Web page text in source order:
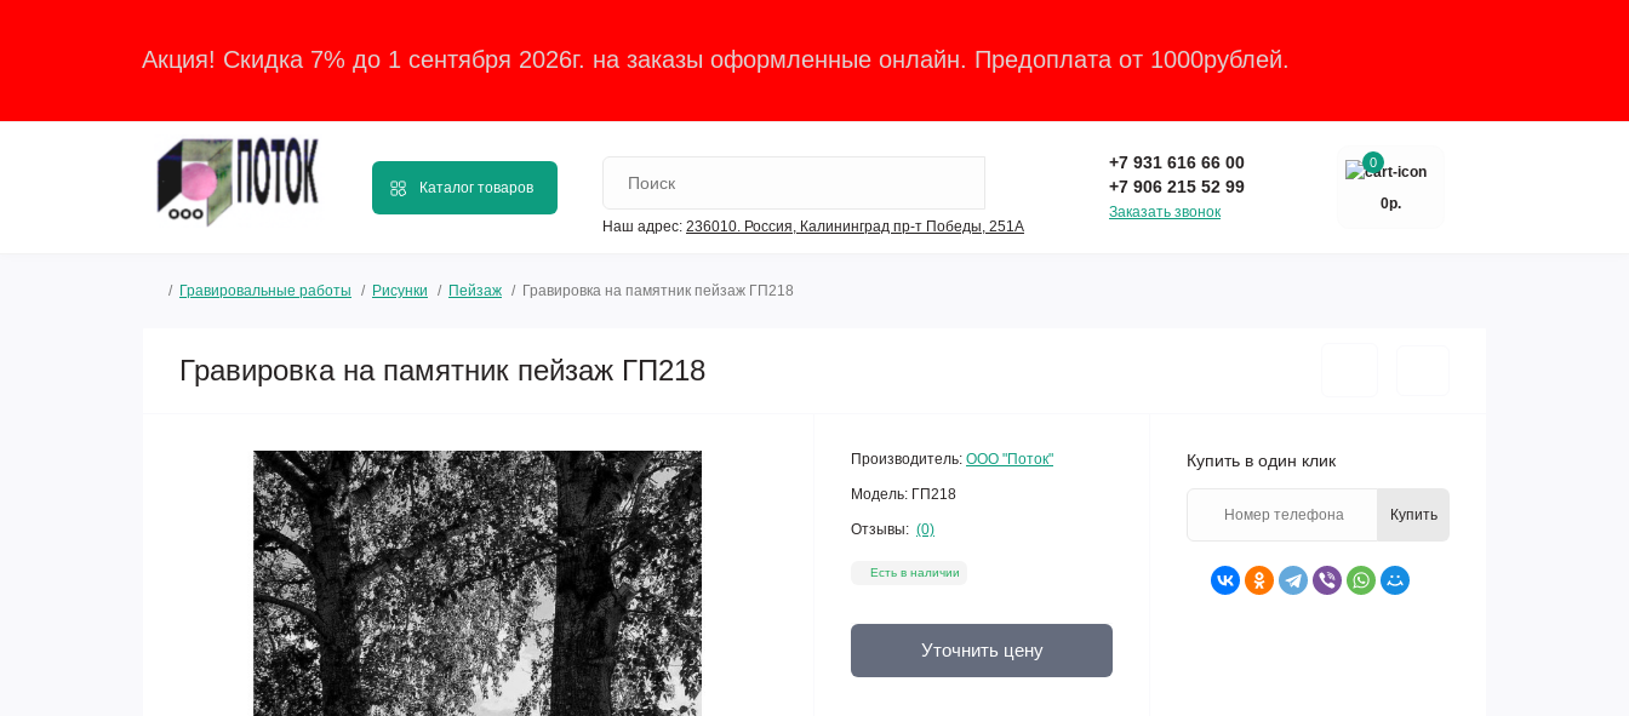
Акция! Скидка 7% до 1 сентября 2026г. на заказы оформленные онлайн. Предоплата от 1000рублей.
Каталог товаров
Наш адрес: 236010. Россия, Калининград пр-т Победы, 251А
+7 931 616 66 00
+7 906 215 52 99
Заказать звонок
0
0р.
Гравировальные работы Рисунки Пейзаж Гравировка на памятник пейзаж ГП218
Гравировка на памятник пейзаж ГП218
Производитель: ООО "Поток"
Модель: ГП218
Отзывы: (0)
Есть в наличии
Уточнить цену
Купить в один клик
Купить